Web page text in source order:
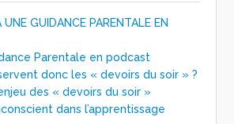
UNE GUIDANCE PARENTALE EN
Parentale en podcast
donc les « devoirs du soir » ?
des « devoirs du soir »
dans l’apprentissage